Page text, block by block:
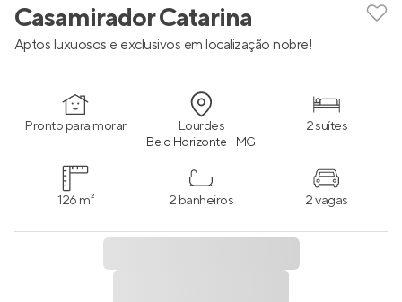
Casamirador Catarina
Aptos luxuosos e exclusivos em localização nobre!
Pronto para morar Lourdes
Belo Horizonte - MG
2 suítes
126 m² 2 banheiros 2 vagas